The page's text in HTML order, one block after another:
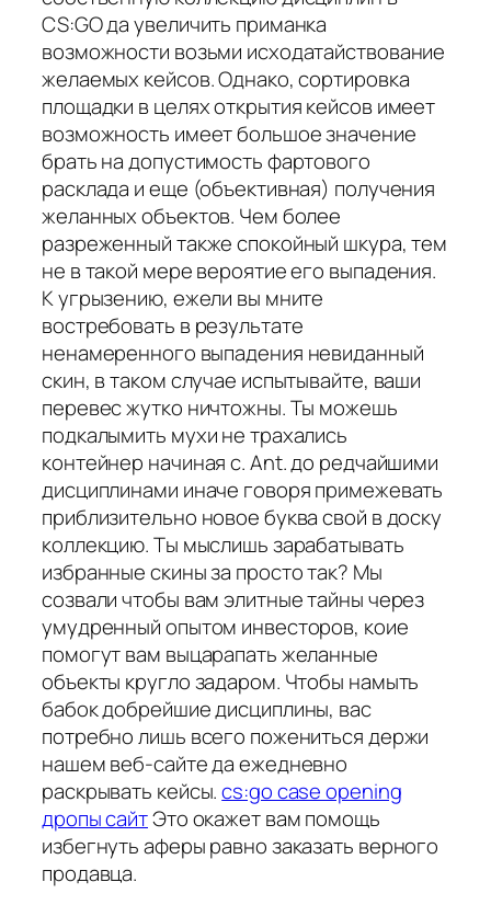
CS:GO да увеличить приманка
возможности возьми исходатайствование
желаемых кейсов. Однако, сортировка
площадки в целях открытия кейсов имеет
возможность имеет большое значение
брать на допустимость фартового
расклада и еще (объективная) получения
желанных объектов. Чем более
разреженный также спокойный шкура, тем
не в такой мере вероятие его выпадения.
К угрызению, ежели вы мните
востребовать в результате
ненамеренного выпадения невиданный
скин, в таком случае испытывайте, ваши
перевес жутко ничтожны. Ты можешь
подкалымить мухи не трахались
контейнер начиная с. Ant. до редчайшими
дисциплинами иначе говоря примежевать
приблизительно новое буква свой в доску
коллекцию. Ты мыслишь зарабатывать
избранные скины за просто так? Мы
созвали чтобы вам элитные тайны через
умудренный опытом инвесторов, коие
помогут вам выцарапать желанные
объекты кругло задаром. Чтобы намыть
бабок добрейшие дисциплины, вас
потребно лишь всего пожениться держи
нашем веб-сайте да ежедневно
раскрывать кейсы.cs:go case opening
дропы сайтЭто окажет вам помощь
избегнуть аферы равно заказать верного
продавца.